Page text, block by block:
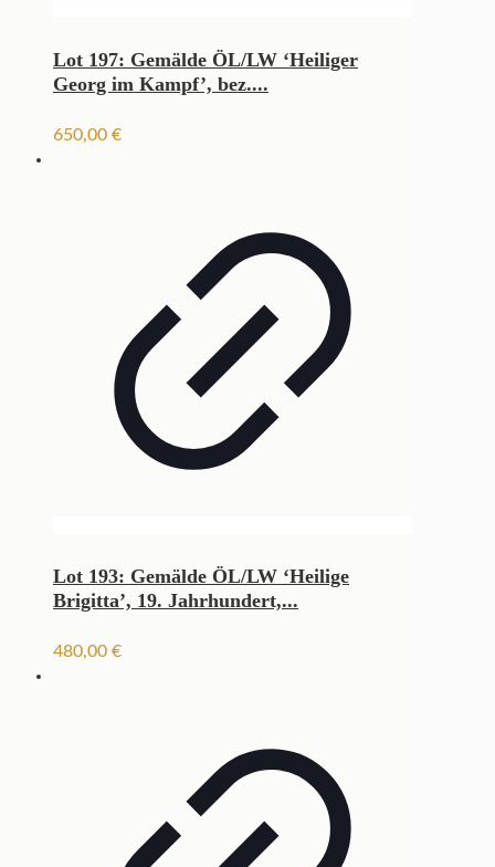
Lot 197: Gemälde ÖL/LW ‘Heiliger
Georg im Kampf’, bez....
650,00 €
Lot 193: Gemälde ÖL/LW ‘Heilige
Brigitta’, 19. Jahrhundert,...
480,00 €